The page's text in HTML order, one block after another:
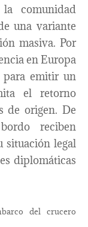
comunidad
una variante
masiva. Por
en Europa
para emitir un
el retorno
de origen. De
reciben
situación legal
diplomáticas
del crucero